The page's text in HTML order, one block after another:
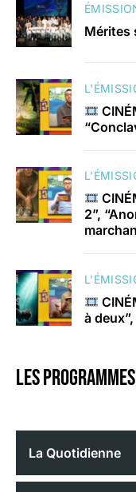
Mérites
2”,
à
Les
La Quotidienne